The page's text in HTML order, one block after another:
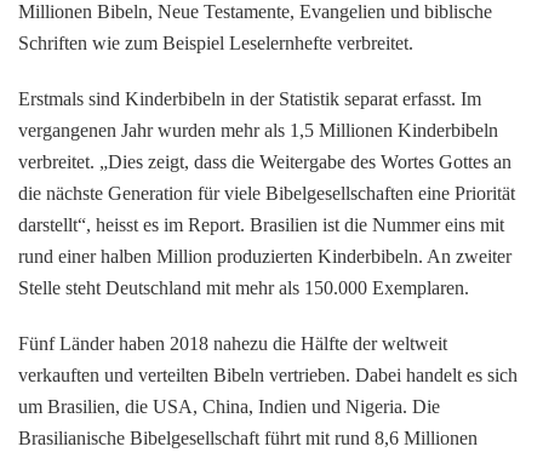
Millionen Bibeln, Neue Testamente, Evangelien und biblische
Schriften wie zum Beispiel Leselernhefte verbreitet.
Erstmals sind Kinderbibeln in der Statistik separat erfasst. Im
vergangenen Jahr wurden mehr als 1,5 Millionen Kinderbibeln
verbreitet. „Dies zeigt, dass die Weitergabe des Wortes Gottes an
die nächste Generation für viele Bibelgesellschaften eine Priorität
darstellt“, heisst es im Report. Brasilien ist die Nummer eins mit
rund einer halben Million produzierten Kinderbibeln. An zweiter
Stelle steht Deutschland mit mehr als 150.000 Exemplaren.
Fünf Länder haben 2018 nahezu die Hälfte der weltweit
verkauften und verteilten Bibeln vertrieben. Dabei handelt es sich
um Brasilien, die USA, China, Indien und Nigeria. Die
Brasilianische Bibelgesellschaft führt mit rund 8,6 Millionen